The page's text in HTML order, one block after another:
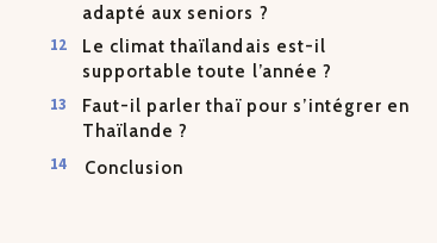
adapté aux seniors ?
Le climat thaïlandais est-il
supportable toute l’année ?
Faut-il parler thaï pour s’intégrer en
Thaïlande ?
Conclusion